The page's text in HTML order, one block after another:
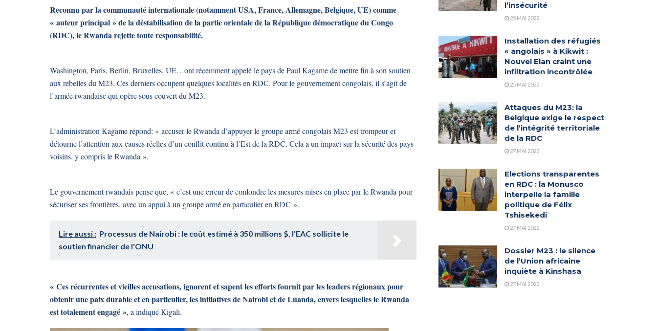
Reconnu par la communauté internationale (notamment USA, France, Allemagne, Belgique, UE) comme
« auteur principal » de la déstabilisation de la partie orientale de la République démocratique du Congo
(RDC), le Rwanda rejette toute responsabilité.
Washington, Paris, Berlin, Bruxelles, UE…ont récemment appelé le pays de Paul Kagame de mettre fin à son soutien
aux rebelles du M23. Ces derniers occupent quelques localités en RDC. Pour le gouvernement congolais, il s’agit de
l’armée rwandaise qui opère sous couvert du M23.
L’administration Kagame répond: « accuser le Rwanda d’appuyer le groupe armé congolais M23 est trompeur et
détourne l’attention aux causes réelles d’un conflit continu à l’Est de la RDC. Cela a un impact sur la sécurité des pays
voisins, y compris le Rwanda ».
Le gouvernement rwandais pense que, « c’est une erreur de confondre les mesures mises en place par le Rwanda pour
sécuriser ses frontières, avec un appui à un groupe armé en particulier en RDC ».
Lire aussi : Processus de Nairobi : le coût estimé à 350 millions $, l'EAC sollicite le
soutien financier de l'ONU
« Ces récurrentes et vieilles accusations, ignorent et sapent les efforts fournit par les leaders régionaux pour
obtenir une paix durable et en particulier, les initiatives de Nairobi et de Luanda, envers lesquelles le Rwanda
est totalement engagé », a indiqué Kigali.
l’insécurité
25 MAI 2022
Installation des réfugiés
« angolais » à Kikwit :
Nouvel Elan craint une
infiltration incontrôlée
25 MAI 2022
Attaques du M23: la
Belgique exige le respect
de l’intégrité territoriale
de la RDC
27 MAI 2022
Elections transparentes
en RDC : la Monusco
interpelle la famille
politique de Félix
Tshisekedi
27 MAI 2022
Dossier M23 : le silence
de l’Union africaine
inquiète à Kinshasa
27 MAI 2022